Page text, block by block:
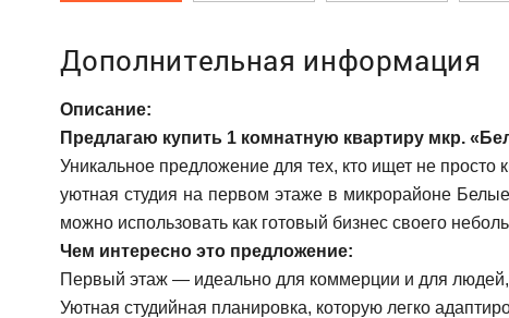
Дополнительная информация
Описание:
Предлагаю купить 1 комнатную квартиру мкр.
Уникальное предложение для тех, кто ищет не просто
уютная студия на первом этаже в микрорайоне
можно использовать как готовый бизнес своего
Чем интересно это предложение:
Первый этаж — идеально для коммерции и для
Уютная студийная планировка, которую легко